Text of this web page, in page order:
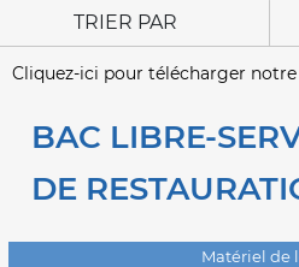
TRIER PAR
Cliquez-ici pour télécharger
BAC LIBRE-
DE
Matériel de